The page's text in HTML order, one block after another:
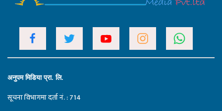
अनुपम मिडिया प्रा. लि.
सूचना विभागमा दर्ता नं. : 714